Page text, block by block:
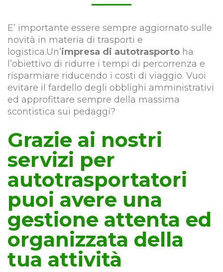
E’ importante essere sempre aggiornato sulle
novità in materia di trasporti e
logistica.Un’impresa di autotrasporto ha
l’obiettivo di ridurre i tempi di percorrenza e
risparmiare riducendo i costi di viaggio. Vuoi
evitare il fardello degli obblighi amministrativi
ed approfittare sempre della massima
scontistica sui pedaggi?
Grazie ai nostri
servizi per
autotrasportatori
puoi avere una
gestione attenta ed
organizzata della
tua attività